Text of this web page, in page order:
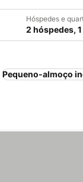
Hóspedes e
2 hóspedes,
Pequeno-almoço